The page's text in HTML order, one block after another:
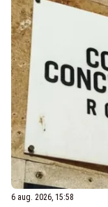
6 aug. 2026, 15:58